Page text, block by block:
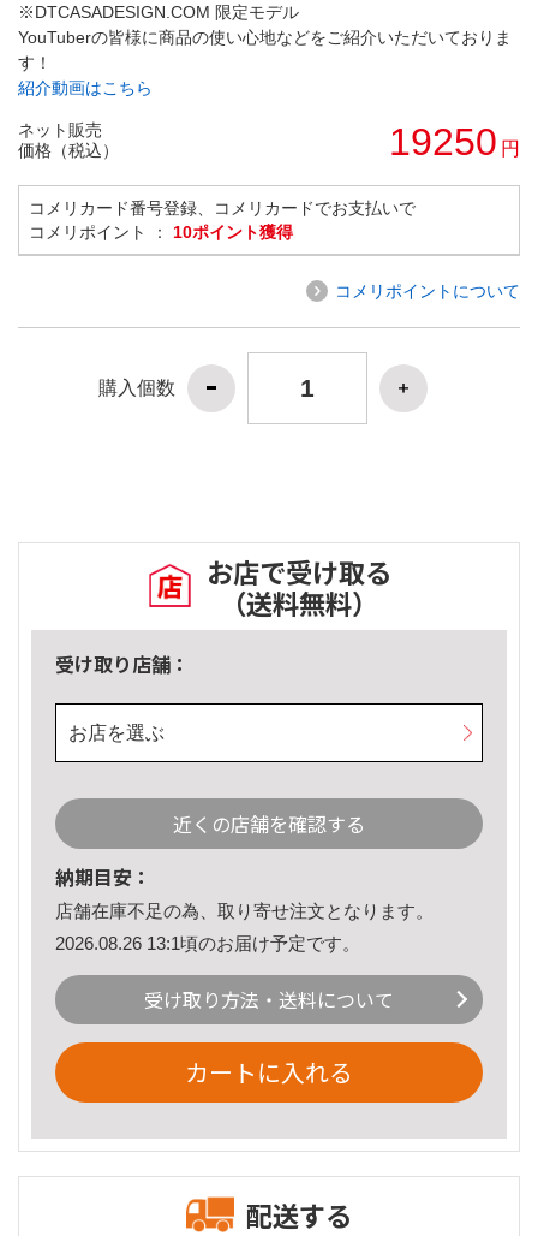
※DTCASADESIGN.COM 限定モデル
YouTuberの皆様に商品の使い心地などをご紹介いただいておりま
す！
紹介動画はこちら
ネット販売
価格（税込）
19250 円
コメリカード番号登録、コメリカードでお支払いで
コメリポイント ： 10ポイント獲得
コメリポイントについて
購入個数
お店で受け取る
（送料無料）
受け取り店舗：
お店を選ぶ
近くの店舗を確認する
納期目安：
店舗在庫不足の為、取り寄せ注文となります。
2026.08.26 13:1頃のお届け予定です。
受け取り方法・送料について
カートに入れる
配送する